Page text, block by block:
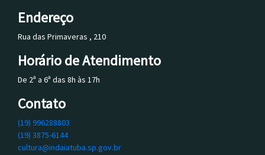
Endereço
Rua das Primaveras , 210
Horário de Atendimento
De 2ª a 6ª das 8h às 17h
Contato
(19) 996288803
(19) 3875-6144
cultura@indaiatuba.sp.gov.br